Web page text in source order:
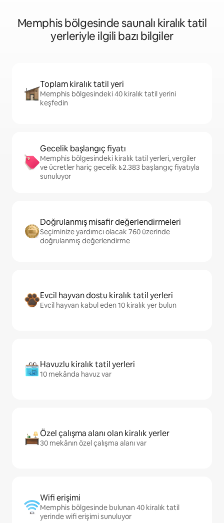
Memphis bölgesinde saunalı kiralık tatil
yerleriyle ilgili bazı bilgiler
Toplam kiralık tatil yeri
Memphis bölgesindeki 40 kiralık tatil yerini
keşfedin
Gecelik başlangıç fiyatı
Memphis bölgesindeki kiralık tatil yerleri, vergiler
ve ücretler hariç gecelik ₺2.383 başlangıç fiyatıyla
sunuluyor
Doğrulanmış misafir değerlendirmeleri
Seçiminize yardımcı olacak 760 üzerinde
doğrulanmış değerlendirme
Evcil hayvan dostu kiralık tatil yerleri
Evcil hayvan kabul eden 10 kiralık yer bulun
Havuzlu kiralık tatil yerleri
10 mekânda havuz var
Özel çalışma alanı olan kiralık yerler
30 mekânın özel çalışma alanı var
Wifi erişimi
Memphis bölgesinde bulunan 40 kiralık tatil
yerinde wifi erişimi sunuluyor